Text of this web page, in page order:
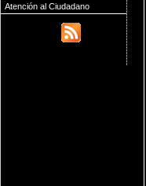
Atención al Ciudadano